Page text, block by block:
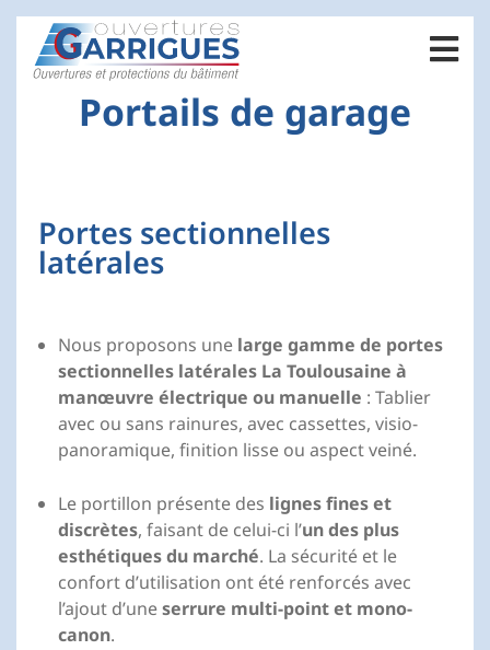
Portails de garage
Portes sectionnelles
latérales
Nous proposons une large gamme de portes
sectionnelles latérales La Toulousaine à
manœuvre électrique ou manuelle : Tablier
avec ou sans rainures, avec cassettes, visio-
panoramique, finition lisse ou aspect veiné.
Le portillon présente des lignes fines et
discrètes, faisant de celui-ci l’un des plus
esthétiques du marché. La sécurité et le
confort d’utilisation ont été renforcés avec
l’ajout d’uneserrure multi-point et mono-
canon.